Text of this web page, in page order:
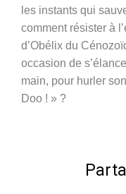
les instants qui
comment résister à
d’Obélix du
occasion de
main, pour hurler
Doo ! » ?